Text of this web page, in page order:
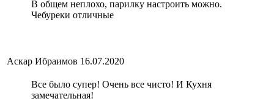
В общем неплохо, парилку настроить можно.
Чебуреки отличные
Аскар Ибраимов 16.07.2020
Все было супер! Очень все чисто! И Кухня
замечательная!